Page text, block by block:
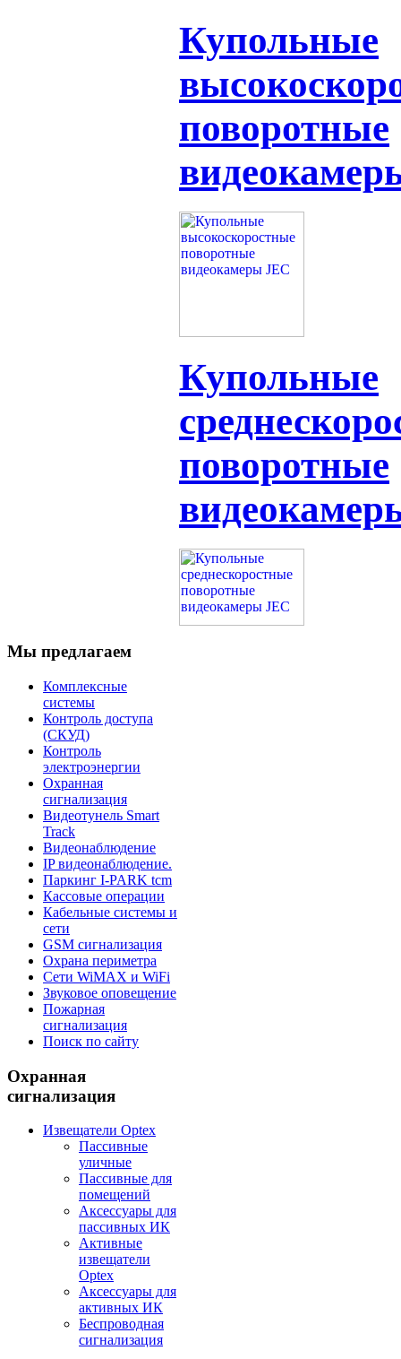
Купольные
поворотные
Купольные
поворотные
Мы предлагаем
Комплексные
системы
Контроль доступа
(СКУД)
Контроль
электроэнергии
Охранная
сигнализация
Видеотунель Smart
Track
Видеонаблюдение
IP видеонаблюдение.
Паркинг I-PARK tcm
Кассовые операции
Кабельные системы и
сети
GSM сигнализация
Охрана периметра
Сети WiMAX и WiFi
Звуковое оповещение
Пожарная
сигнализация
Поиск по сайту
Охранная
сигнализация
Извещатели Optex
Пассивные
уличные
Пассивные для
помещений
Аксессуары для
пассивных ИК
Активные
извещатели
Optex
Аксессуары для
активных ИК
Беспроводная
сигнализация